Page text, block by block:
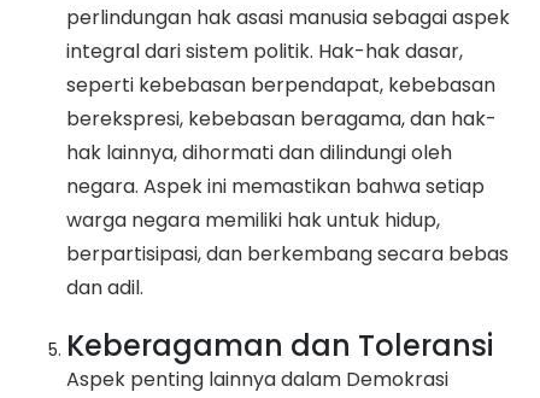
perlindungan hak asasi manusia sebagai aspek
integral dari sistem politik. Hak-hak dasar,
seperti kebebasan berpendapat, kebebasan
berekspresi, kebebasan beragama, dan hak-
hak lainnya, dihormati dan dilindungi oleh
negara. Aspek ini memastikan bahwa setiap
warga negara memiliki hak untuk hidup,
berpartisipasi, dan berkembang secara bebas
dan adil.
Keberagaman dan Toleransi
Aspek penting lainnya dalam Demokrasi